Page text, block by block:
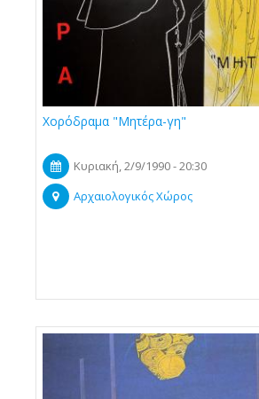
Χορόδραμα "Μητέρα-γη"
Κυριακή, 2/9/1990 - 20:30
Αρχαιολογικός Χώρος